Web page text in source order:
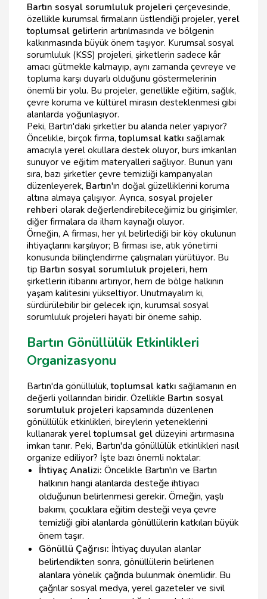
Bartın sosyal sorumluluk projeleri çerçevesinde,
özellikle kurumsal firmaların üstlendiği projeler, yerel
toplumsal gelirlerin artırılmasında ve bölgenin
kalkınmasında büyük önem taşıyor. Kurumsal sosyal
sorumluluk (KSS) projeleri, şirketlerin sadece kâr
amacı gütmekle kalmayıp, aynı zamanda çevreye ve
topluma karşı duyarlı olduğunu göstermelerinin
önemli bir yolu. Bu projeler, genellikle eğitim, sağlık,
çevre koruma ve kültürel mirasın desteklenmesi gibi
alanlarda yoğunlaşıyor.
Peki, Bartın'daki şirketler bu alanda neler yapıyor?
Öncelikle, birçok firma,toplumsal katkı sağlamak
amacıyla yerel okullara destek oluyor, burs imkanları
sunuyor ve eğitim materyalleri sağlıyor. Bunun yanı
sıra, bazı şirketler çevre temizliği kampanyaları
düzenleyerek, Bartın'ın doğal güzelliklerini koruma
altına almaya çalışıyor. Ayrıca, sosyal projeler
rehberi olarak değerlendirebileceğimiz bu girişimler,
diğer firmalara da ilham kaynağı oluyor.
Örneğin, A firması, her yıl belirlediği bir köy okulunun
ihtiyaçlarını karşılıyor; B firması ise, atık yönetimi
konusunda bilinçlendirme çalışmaları yürütüyor. Bu
tip Bartın sosyal sorumluluk projeleri, hem
şirketlerin itibarını artırıyor, hem de bölge halkının
yaşam kalitesini yükseltiyor. Unutmayalım ki,
sürdürülebilir bir gelecek için, kurumsal sosyal
sorumluluk projeleri hayati bir öneme sahip.
Bartın Gönüllülük Etkinlikleri
Organizasyonu
Bartın'da gönüllülük,toplumsal katkı sağlamanın en
değerli yollarından biridir. Özellikle Bartın sosyal
sorumluluk projeleri kapsamında düzenlenen
gönüllülük etkinlikleri, bireylerin yeteneklerini
kullanarak yerel toplumsal gel düzeyini artırmasına
imkan tanır. Peki, Bartın'da gönüllülük etkinlikleri nasıl
organize ediliyor? İşte bazı önemli noktalar:
İhtiyaç Analizi: Öncelikle Bartın'ın ve Bartın
halkının hangi alanlarda desteğe ihtiyacı
olduğunun belirlenmesi gerekir. Örneğin, yaşlı
bakımı, çocuklara eğitim desteği veya çevre
temizliği gibi alanlarda gönüllülerin katkıları büyük
önem taşır.
Gönüllü Çağrısı: İhtiyaç duyulan alanlar
belirlendikten sonra, gönüllülerin belirlenen
alanlara yönelik çağrıda bulunmak önemlidir. Bu
çağrılar sosyal medya, yerel gazeteler ve sivil